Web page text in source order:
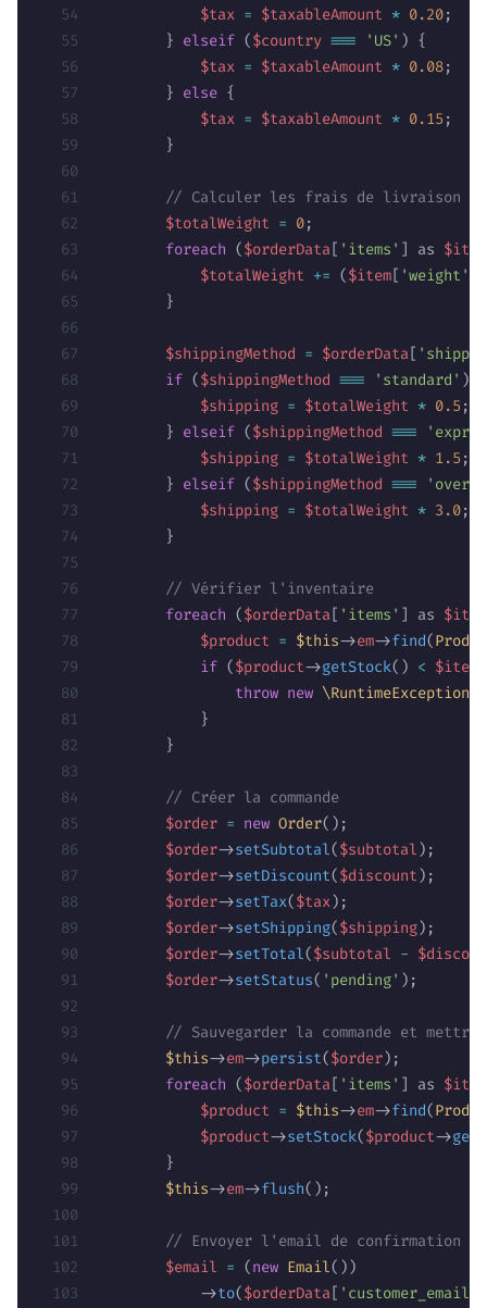
            $tax
= $taxableAmount * 0.20;
        }
elseif ($country === 'US' ) {
            $tax
= $taxableAmount * 0.08;
        }
else {
            $tax
= $taxableAmount * 0.15 ;
        }
        // Calculer les frais de livraison
        $totalWeight
= 0;
        foreach
($orderData[ 'items' ] as $item
            $totalWeight
+= ($item[ 'weight'
        }
        $shippingMethod
= $orderData[
        if
($shippingMethod === 'standard' ) {
            $shipping
= $totalWeight * 0.5 ;
        }
elseif ($shippingMethod ===
            $shipping
= $totalWeight * 1.5 ;
        }
elseif ($shippingMethod ===
            $shipping
= $totalWeight * 3.0;
        }
        // Vérifier l'inventaire
        foreach
($orderData[ 'items' ] as $item
            $product
= $this->em->find(
            if
($product->getStock() < $item
                throw
new \RuntimeException
            }
        }
        // Créer la commande
        $order
= new Order();
        $order
->setSubtotal($subtotal);
        $order
->setDiscount($discount);
        $order
->setTax($tax);
        $order
->setShipping($shipping);
        $order
->setTotal($subtotal -
        $order
->setStatus( 'pending' );
// Sauvegarder la commande et mettre
        $this
->em->persist($order);
        foreach
($orderData[ 'items' ] as $item
            $product
= $this->em->find(
            $product
->setStock($product->
        }
        $this
->em->flush();
        // Envoyer l'email de confirmation
        $email
= (new Email())
            ->
to($orderData[ 'customer_email'